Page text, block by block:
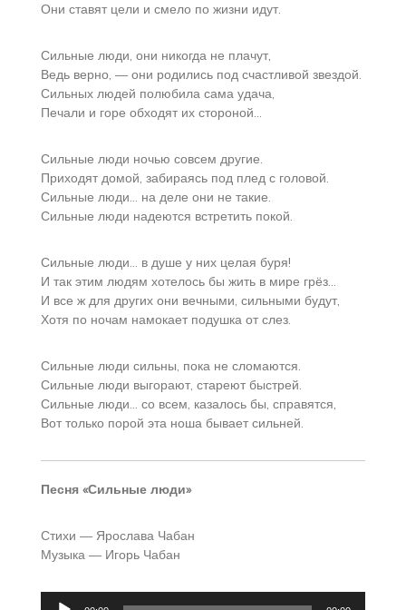
Они ставят цели и смело по жизни идут.
Сильные люди, они никогда не плачут,
Ведь верно, — они родились под счастливой звездой.
Сильных людей полюбила сама удача,
Печали и горе обходят их стороной…
Сильные люди ночью совсем другие.
Приходят домой, забираясь под плед с головой.
Сильные люди… на деле они не такие.
Сильные люди надеются встретить покой.
Сильные люди… в душе у них целая буря!
И так этим людям хотелось бы жить в мире грёз…
И все ж для других они вечными, сильными будут,
Хотя по ночам намокает подушка от слез.
Сильные люди сильны, пока не сломаются.
Сильные люди выгорают, стареют быстрей.
Сильные люди… со всем, казалось бы, справятся,
Вот только порой эта ноша бывает сильней.
Песня «Сильные люди»
Стихи — Ярослава Чабан
Музыка — Игорь Чабан
Аудиоплеер